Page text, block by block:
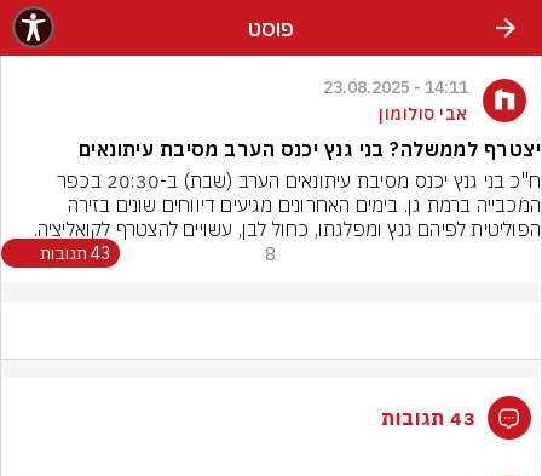
פוסט
14:11 - 23.08.2025
אבי סולומון
יצטרף לממשלה? בני גנץ יכנס הערב מסיבת עיתונאים
הפוליטית לפיהם גנץ ומפלגתו, כחול לבן, עשויים להצטרף לקואליציה.
8 43 תגובות
43 תגובות